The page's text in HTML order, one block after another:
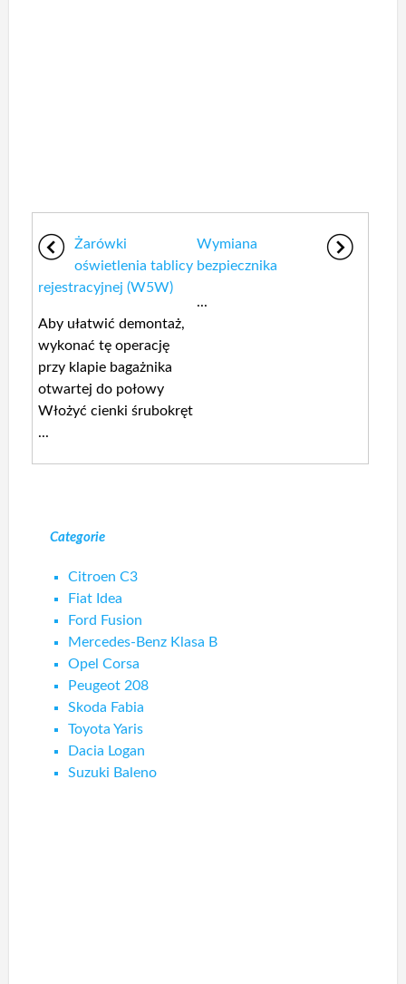
Żarówki
oświetlenia tablicy
rejestracyjnej (W5W)
Aby ułatwić demontaż,
wykonać tę operację
przy klapie bagażnika
otwartej do połowy
Włożyć cienki śrubokręt
...
Wymiana
bezpiecznika
...
Categorie
Citroen C3
Fiat Idea
Ford Fusion
Mercedes-Benz Klasa B
Opel Corsa
Peugeot 208
Skoda Fabia
Toyota Yaris
Dacia Logan
Suzuki Baleno